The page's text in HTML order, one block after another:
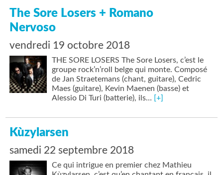
The Sore Losers + Romano
Nervoso
vendredi 19 octobre 2018
THE SORE LOSERS The Sore Losers, c’est le
groupe rock’n’roll belge qui monte. Composé
de Jan Straetemans (chant, guitare), Cedric
Maes (guitare), Kevin Maenen (basse) et
Alessio Di Turi (batterie), ils… [+]
Kùzylarsen
samedi 22 septembre 2018
Ce qui intrigue en premier chez Mathieu